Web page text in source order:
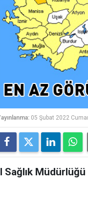
05 Şubat 2022
Sağlık